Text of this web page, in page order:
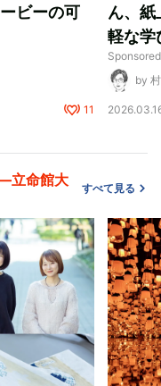
ビーの可
11
ん、
軽な学
by
立命館大
すべて見る